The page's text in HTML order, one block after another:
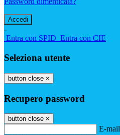
-
Entra con SPID Entra con CIE
Seleziona utente
button close ×
Recupero password
button close ×
E-mail